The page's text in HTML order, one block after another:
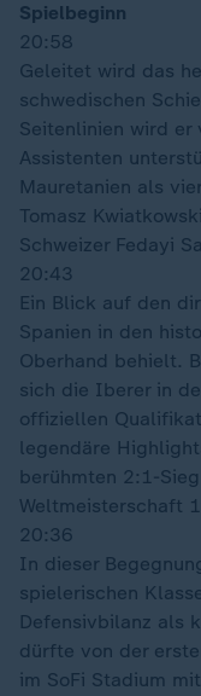
Spielbeginn
20:58
Geleitet wird das
schwedischen
Seitenlinien wird er
Assistenten
Mauretanien als
Tomasz
Schweizer Fedayi
20:43
Ein Blick auf den
Spanien in den
Oberhand behielt.
sich die Iberer in
offiziellen
legendäre
berühmten 2:1-
Weltmeisterschaft
20:36
In dieser
spielerischen
Defensivbilanz als
dürfte von der
im SoFi Stadium